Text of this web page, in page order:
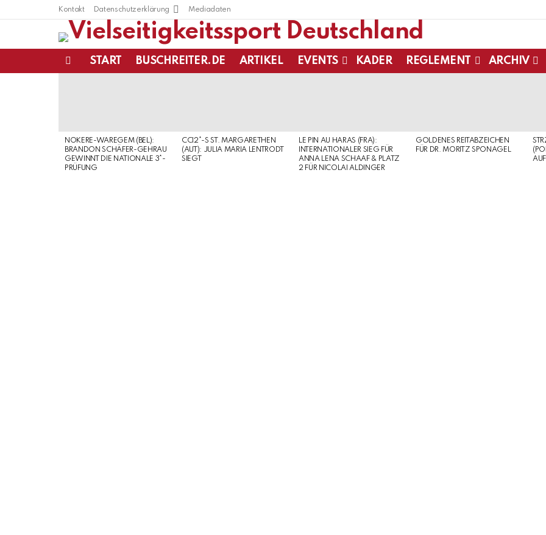
Kontakt Datenschutzerklärung Mediadaten
START BUSCHREITER.DE ARTIKEL EVENTS KADER REGLEMENT ARCHIV
NOKERE-WAREGEM (BEL):
BRANDON SCHÄFER-GEHRAU
GEWINNT DIE NATIONALE 3*-
PRÜFUNG
CCI2*-S ST. MARGARETHEN
(AUT): JULIA MARIA LENTRODT
SIEGT
LE PIN AU HARAS (FRA):
INTERNATIONALER SIEG FÜR
ANNA LENA SCHAAF & PLATZ
2 FÜR NICOLAI ALDINGER
GOLDENES REITABZEICHEN
FÜR DR. MORITZ SPONAGEL